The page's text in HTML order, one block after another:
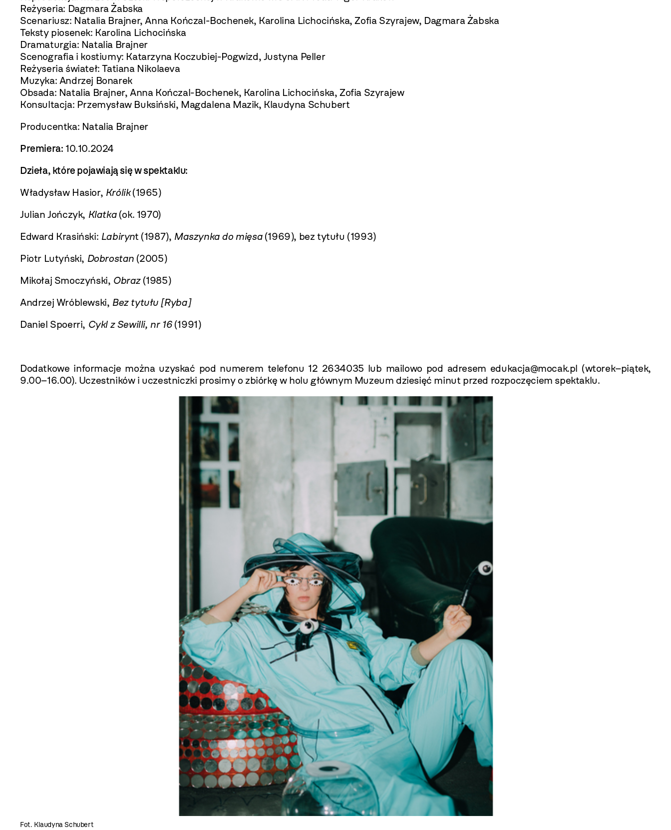
Reżyseria: Dagmara Żabska
Scenariusz: Natalia Brajner, Anna Kończal-Bochenek, Karolina Lichocińska, Zofia Szyrajew, Dagmara Żabska
Teksty piosenek: Karolina Lichocińska
Dramaturgia: Natalia Brajner
Scenografia i kostiumy: Katarzyna Koczubiej-Pogwizd, Justyna Peller
Reżyseria świateł: Tatiana Nikolaeva
Muzyka: Andrzej Bonarek
Obsada: Natalia Brajner, Anna Kończal-Bochenek, Karolina Lichocińska, Zofia Szyrajew
Konsultacja: Przemysław Buksiński, Magdalena Mazik, Klaudyna Schubert
Producentka: Natalia Brajner
Premiera: 10.10.2024
Dzieła, które pojawiają się w spektaklu:
Władysław Hasior, Królik(1965)
Julian Jończyk, Klatka (ok. 1970)
Edward Krasiński: Labirynt (1987), Maszynka do mięsa(1969), bez tytułu (1993)
Piotr Lutyński, Dobrostan (2005)
Mikołaj Smoczyński, Obraz (1985)
Andrzej Wróblewski, Bez tytułu [Ryba]
Daniel Spoerri, Cykl z Sewilli, nr 16(1991)
Dodatkowe informacje można uzyskać pod numerem telefonu 12 2634035 lub mailowo pod adresem edukacja@mocak.pl (wtorek–piątek,
9.00–16.00). Uczestników i uczestniczki prosimy o zbiórkę w holu głównym Muzeum dziesięć minut przed rozpoczęciem spektaklu.
Fot. Klaudyna Schubert